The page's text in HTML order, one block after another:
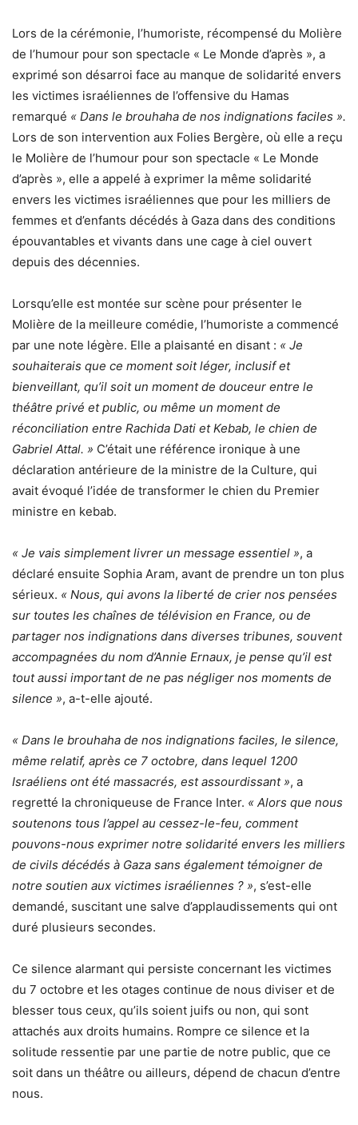
Lors de la cérémonie, l’humoriste, récompensé du Molière
de l’humour pour son spectacle « Le Monde d’après », a
exprimé son désarroi face au manque de solidarité envers
les victimes israéliennes de l’offensive du Hamas
remarqué « Dans le brouhaha de nos indignations faciles ».
Lors de son intervention aux Folies Bergère, où elle a reçu
le Molière de l’humour pour son spectacle « Le Monde
d’après », elle a appelé à exprimer la même solidarité
envers les victimes israéliennes que pour les milliers de
femmes et d’enfants décédés à Gaza dans des conditions
épouvantables et vivants dans une cage à ciel ouvert
depuis des décennies.
Lorsqu’elle est montée sur scène pour présenter le
Molière de la meilleure comédie, l’humoriste a commencé
par une note légère. Elle a plaisanté en disant : « Je
souhaiterais que ce moment soit léger, inclusif et
bienveillant, qu’il soit un moment de douceur entre le
théâtre privé et public, ou même un moment de
réconciliation entre Rachida Dati et Kebab, le chien de
Gabriel Attal. » C’était une référence ironique à une
déclaration antérieure de la ministre de la Culture, qui
avait évoqué l’idée de transformer le chien du Premier
ministre en kebab.
« Je vais simplement livrer un message essentiel », a
déclaré ensuite Sophia Aram, avant de prendre un ton plus
sérieux. « Nous, qui avons la liberté de crier nos pensées
sur toutes les chaînes de télévision en France, ou de
partager nos indignations dans diverses tribunes, souvent
accompagnées du nom d’Annie Ernaux, je pense qu’il est
tout aussi important de ne pas négliger nos moments de
silence », a-t-elle ajouté.
« Dans le brouhaha de nos indignations faciles, le silence,
même relatif, après ce 7 octobre, dans lequel 1200
Israéliens ont été massacrés, est assourdissant », a
regretté la chroniqueuse de France Inter. « Alors que nous
soutenons tous l’appel au cessez-le-feu, comment
pouvons-nous exprimer notre solidarité envers les milliers
de civils décédés à Gaza sans également témoigner de
notre soutien aux victimes israéliennes ? », s’est-elle
demandé, suscitant une salve d’applaudissements qui ont
duré plusieurs secondes.
Ce silence alarmant qui persiste concernant les victimes
du 7 octobre et les otages continue de nous diviser et de
blesser tous ceux, qu’ils soient juifs ou non, qui sont
attachés aux droits humains. Rompre ce silence et la
solitude ressentie par une partie de notre public, que ce
soit dans un théâtre ou ailleurs, dépend de chacun d’entre
nous.